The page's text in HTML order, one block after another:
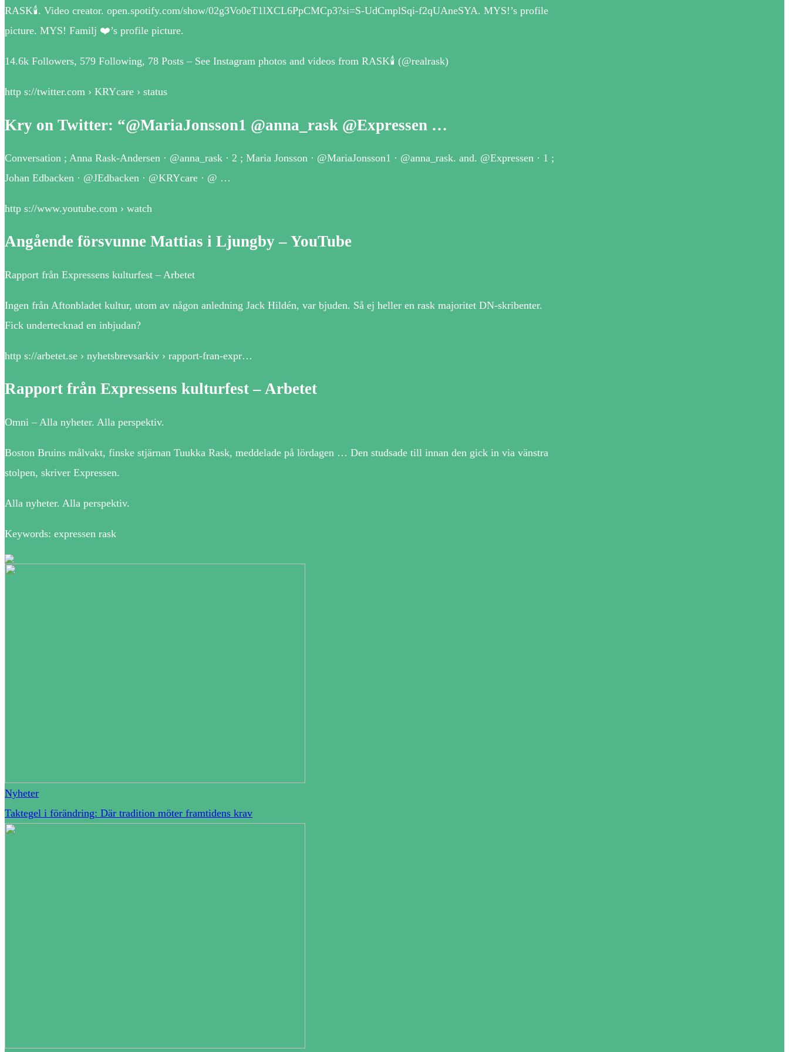
RASK🕯️. Video creator. open.spotify.com/show/02g3Vo0eT1lXCL6PpCMCp3?si=S-UdCmplSqi-f2qUAneSYA. MYS!’s profile
picture. MYS! Familj ❤️’s profile picture.
14.6k Followers, 579 Following, 78 Posts – See Instagram photos and videos from RASK🕯️ (@realrask)
http s://twitter.com › KRYcare › status
Kry on Twitter: “@MariaJonsson1 @anna_rask @Expressen …
Conversation ; Anna Rask-Andersen · @anna_rask · 2 ; Maria Jonsson · @MariaJonsson1 · @anna_rask. and. @Expressen · 1 ;
Johan Edbacken · @JEdbacken · @KRYcare · @ …
http s://www.youtube.com › watch
Angående försvunne Mattias i Ljungby – YouTube
Rapport från Expressens kulturfest – Arbetet
Ingen från Aftonbladet kultur, utom av någon anledning Jack Hildén, var bjuden. Så ej heller en rask majoritet DN-skribenter.
Fick undertecknad en inbjudan?
http s://arbetet.se › nyhetsbrevsarkiv › rapport-fran-expr…
Rapport från Expressens kulturfest – Arbetet
Omni – Alla nyheter. Alla perspektiv.
Boston Bruins målvakt, finske stjärnan Tuukka Rask, meddelade på lördagen … Den studsade till innan den gick in via vänstra
stolpen, skriver Expressen.
Alla nyheter. Alla perspektiv.
Keywords: expressen rask
Nyheter
Taktegel i förändring: Där tradition möter framtidens krav